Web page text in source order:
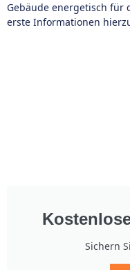
Gebäude energetisch für
erste Informationen
Sichern